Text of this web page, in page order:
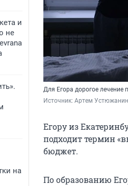
и
не
на
Для Егора дорогое лечение
Источник: Артем Устюжанин
Егору из
подходит термин
бюджет.
По образованию